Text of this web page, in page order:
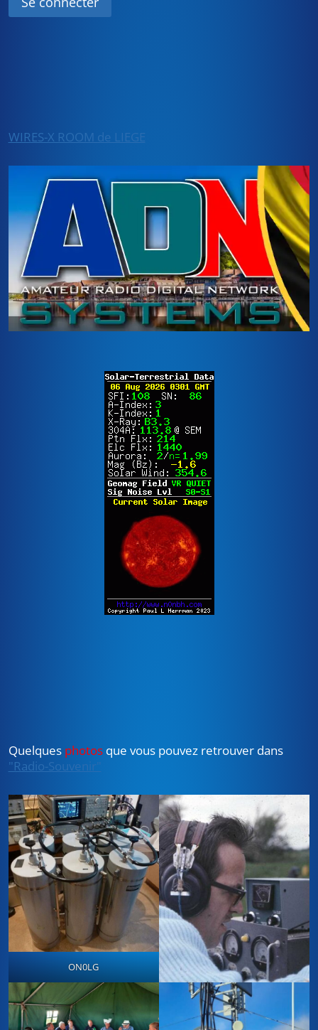
WIRES-X ROOM de LIEGE
Quelques photosque vous pouvez retrouver dans
"Radio-Souvenir"
ON0LG